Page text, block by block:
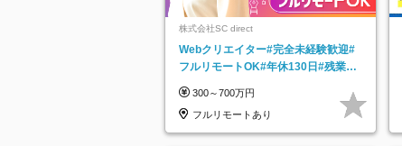
株式会社SC direct
Webクリエイター#完全未経験歓迎#
フルリモートOK#年休130日#残業月
300～700万円
フルリモートあり